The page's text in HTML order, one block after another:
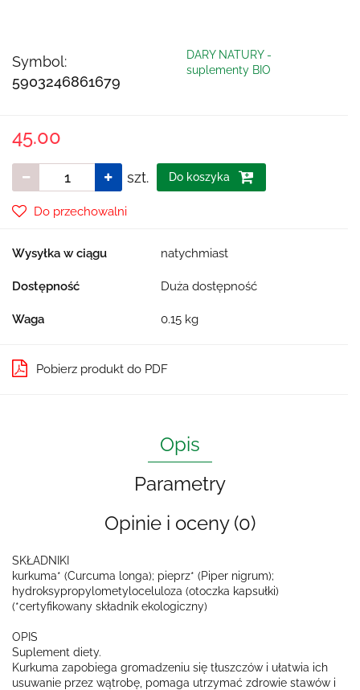
Symbol:
5903246861679
DARY NATURY -
suplementy BIO
45.00
szt. Do koszyka
Do przechowalni
Wysyłka w ciągu natychmiast
Dostępność Duża dostępność
Waga 0.15 kg
Pobierz produkt do PDF
Opis
Parametry
Opinie i oceny (0)
SKŁADNIKI
kurkuma* (Curcuma longa); pieprz* (Piper nigrum);
hydroksypropylometyloceluloza (otoczka kapsułki)
(*certyfikowany składnik ekologiczny)
OPIS
Suplement diety.
Kurkuma zapobiega gromadzeniu się tłuszczów i ułatwia ich
usuwanie przez wątrobę, pomaga utrzymać zdrowie stawów i